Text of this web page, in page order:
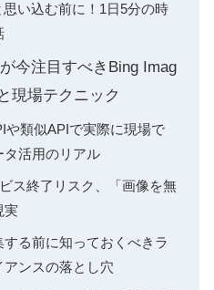
い込む前に！1日5分の時
今注目すべきBing Imag
現場テクニック
や類似APIで実際に現場で
タ活用のリアル
ス終了リスク、「画像を無
実
る前に知っておくべきラ
ンスの落とし穴